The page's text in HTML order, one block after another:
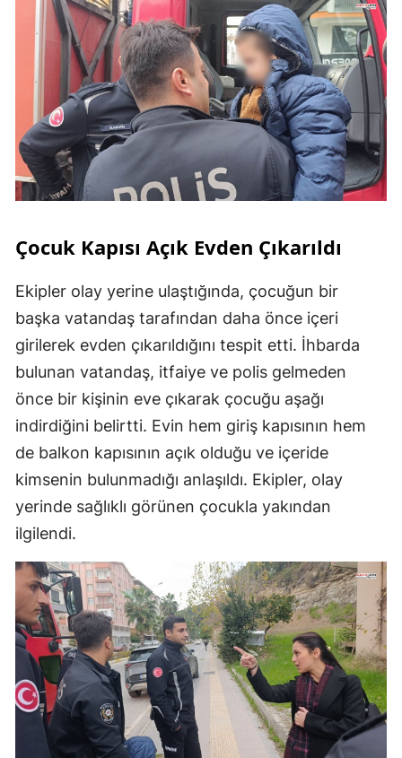
Çocuk Kapısı Açık Evden Çıkarıldı
Ekipler olay yerine ulaştığında, çocuğun bir
başka vatandaş tarafından daha önce içeri
girilerek evden çıkarıldığını tespit etti. İhbarda
bulunan vatandaş, itfaiye ve polis gelmeden
önce bir kişinin eve çıkarak çocuğu aşağı
indirdiğini belirtti. Evin hem giriş kapısının hem
de balkon kapısının açık olduğu ve içeride
kimsenin bulunmadığı anlaşıldı. Ekipler, olay
yerinde sağlıklı görünen çocukla yakından
ilgilendi.